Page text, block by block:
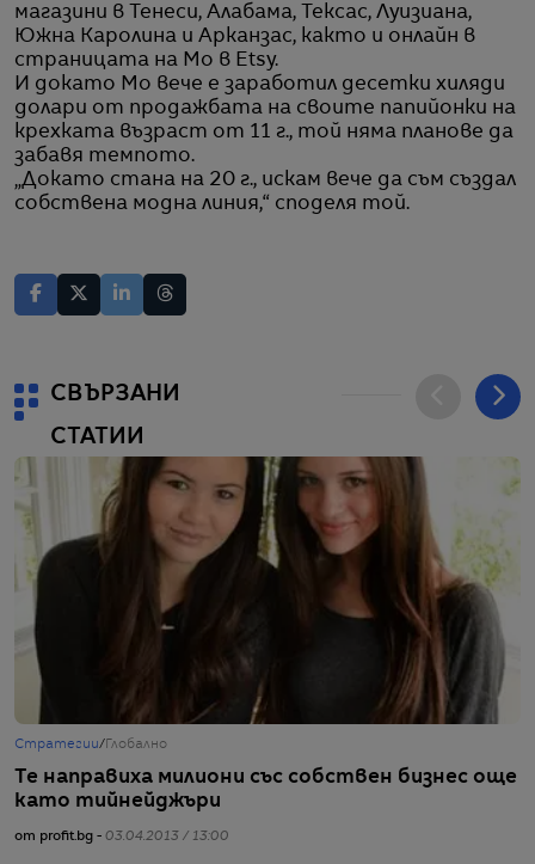
магазини в Тенеси, Алабама, Тексас, Луизиана,
Южна Каролина и Арканзас, както и онлайн в
страницата на Мо в Etsy.
И докато Мо вече е заработил десетки хиляди
долари от продажбата на своите папийонки на
крехката възраст от 11 г., той няма планове да
забавя темпото.
„Докато стана на 20 г., искам вече да съм създал
собствена модна линия,“ споделя той.
СВЪРЗАНИ
СТАТИИ
Стратегии/ Глобално
Те направиха милиони със собствен бизнес още
като тийнейджъри
от profit.bg - 03.04.2013 / 13:00